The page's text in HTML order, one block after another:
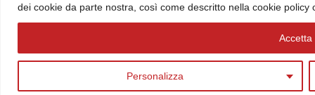
dei cookie da parte nostra, così come descritto nella cookie policy
Personalizza
Accetta